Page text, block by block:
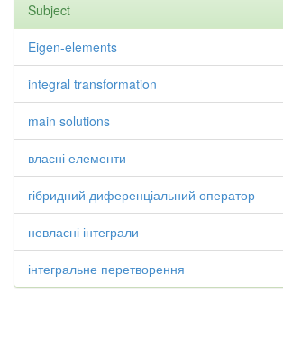
Subject
Eigen-elements
integral transformation
main solutions
власні елементи
гібридний диференціальний оператор
невласні інтеграли
інтегральне перетворення